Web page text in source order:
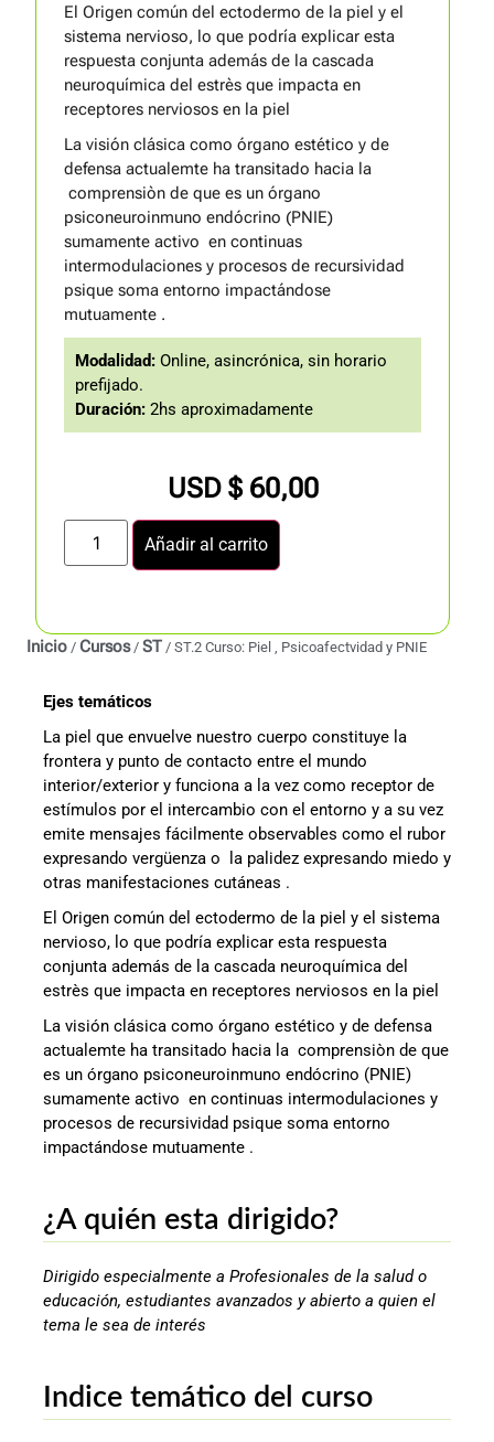
El Origen común del ectodermo de la piel y el
sistema nervioso, lo que podría explicar esta
respuesta conjunta además de la cascada
neuroquímica del estrès que impacta en
receptores nerviosos en la piel
La visión clásica como órgano estético y de
defensa actualemte ha transitado hacia la
comprensiòn de que es un órgano
psiconeuroinmuno endócrino (PNIE)
sumamente activo en continuas
intermodulaciones y procesos de recursividad
psique soma entorno impactándose
mutuamente .
Modalidad: Online, asincrónica, sin horario
prefijado.
Duración: 2hs aproximadamente
USD $60,00
Añadir al carrito
Inicio / Cursos/ ST / ST.2 Curso: Piel , Psicoafectvidad y PNIE
Ejes temáticos
La piel que envuelve nuestro cuerpo constituye la
frontera y punto de contacto entre el mundo
interior/exterior y funciona a la vez como receptor de
estímulos por el intercambio con el entorno y a su vez
emite mensajes fácilmente observables como el rubor
expresando vergüenza o la palidez expresando miedo y
otras manifestaciones cutáneas .
El Origen común del ectodermo de la piel y el sistema
nervioso, lo que podría explicar esta respuesta
conjunta además de la cascada neuroquímica del
estrès que impacta en receptores nerviosos en la piel
La visión clásica como órgano estético y de defensa
actualemte ha transitado hacia la comprensiòn de que
es un órgano psiconeuroinmuno endócrino (PNIE)
sumamente activo en continuas intermodulaciones y
procesos de recursividad psique soma entorno
impactándose mutuamente .
¿A quién esta dirigido?
Dirigido especialmente a Profesionales de la salud o
educación, estudiantes avanzados y abierto a quien el
tema le sea de interés
Indice temático del curso